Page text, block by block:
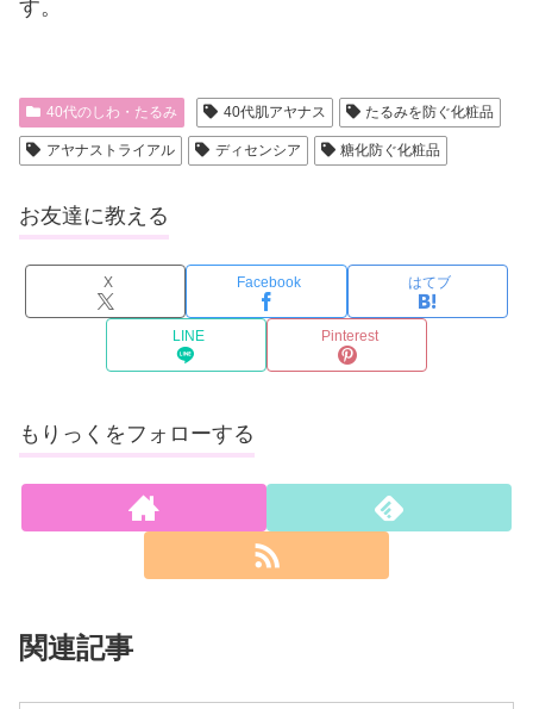
す。
40代のしわ・たるみ 40代肌アヤナス たるみを防ぐ化粧品
アヤナストライアル ディセンシア 糖化防ぐ化粧品
お友達に教える
X Facebook はてブ
LINE Pinterest
もりっくをフォローする
関連記事